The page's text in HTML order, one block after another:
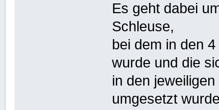
Es geht dabei
Schleuse,
bei dem in den
wurde und die
in den
umgesetzt